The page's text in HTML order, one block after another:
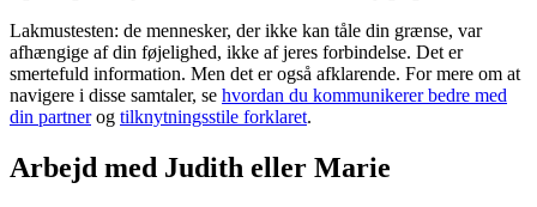
Lakmustesten: de mennesker, der ikke kan tåle din grænse, var
afhængige af din føjelighed, ikke af jeres forbindelse. Det er
smertefuld information. Men det er også afklarende. For mere om at
navigere i disse samtaler, se hvordan du kommunikerer bedre med
din partner og tilknytningsstile forklaret.
Arbejd med Judith eller Marie